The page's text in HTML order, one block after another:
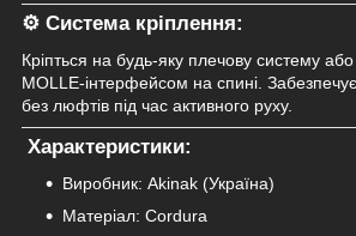
⚙ Система кріплення:
Кріпться на будь-яку плечову систему
MOLLE-інтерфейсом на спині.
без люфтів під час активного руху.
Характеристики:
Виробник: Akinak (Україна)
Матеріал: Cordura